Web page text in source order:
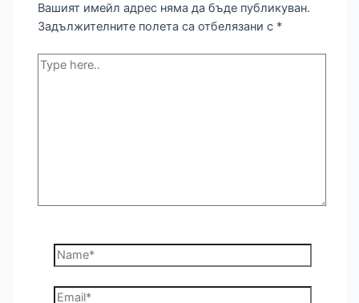
Вашият имейл адрес няма да бъде публикуван.
Задължителните полета са отбелязани с *
Type
Name*
Email*